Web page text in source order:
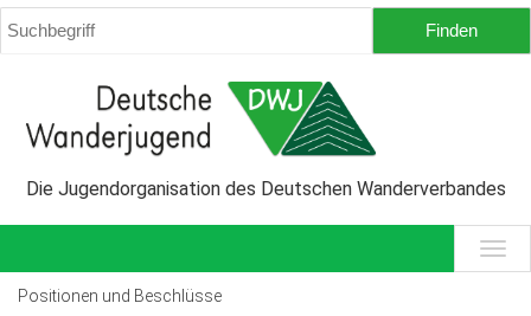
Die Jugendorganisation des Deutschen Wanderverbandes
Positionen und Beschlüsse